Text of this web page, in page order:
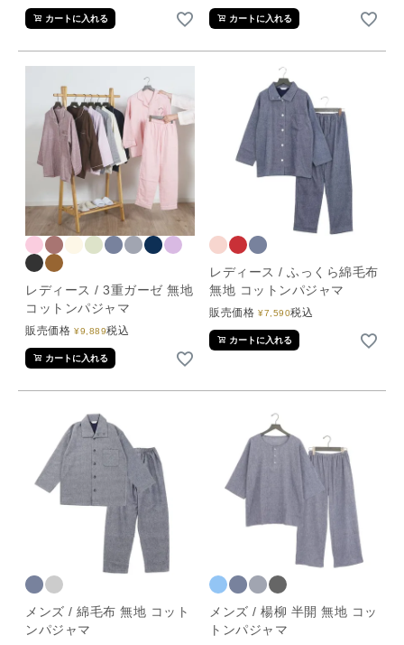
カートに入れる カートに入れる
レディース / 3重ガーゼ 無地
コットンパジャマ
販売価格 ¥9,889税込
カートに入れる
レディース / ふっくら綿毛布
無地 コットンパジャマ
販売価格 ¥7,590税込
カートに入れる
メンズ / 綿毛布 無地 コット
ンパジャマ
メンズ / 楊柳 半開 無地 コッ
トンパジャマ